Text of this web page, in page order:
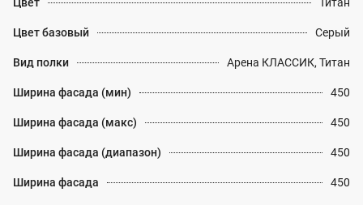
Цвет базовый Серый
Вид полки Арена КЛАССИК, Титан
Ширина фасада (мин) 450
Ширина фасада (макс) 450
Ширина фасада (диапазон) 450
Ширина фасада 450